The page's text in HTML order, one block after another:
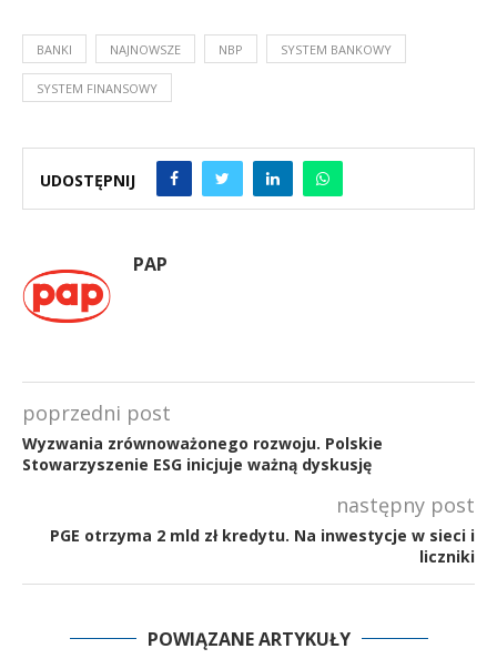
BANKI NAJNOWSZE NBP SYSTEM BANKOWY
SYSTEM FINANSOWY
UDOSTĘPNIJ
PAP
poprzedni post
Wyzwania zrównoważonego rozwoju. Polskie
Stowarzyszenie ESG inicjuje ważną dyskusję
następny post
PGE otrzyma 2 mld zł kredytu. Na inwestycje w sieci i
liczniki
POWIĄZANE ARTYKUŁY